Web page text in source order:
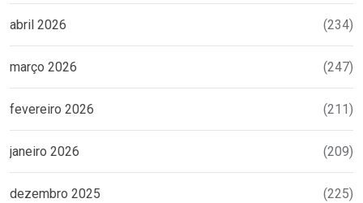
abril 2026 (234)
março 2026 (247)
fevereiro 2026 (211)
janeiro 2026 (209)
dezembro 2025 (225)